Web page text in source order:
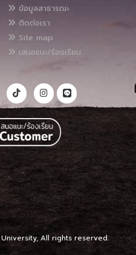
ข้อมูลสาธารณะ
ติดต่อเรา
Site map
เสนอแนะ/ร้องเรียน
All rights reserved.